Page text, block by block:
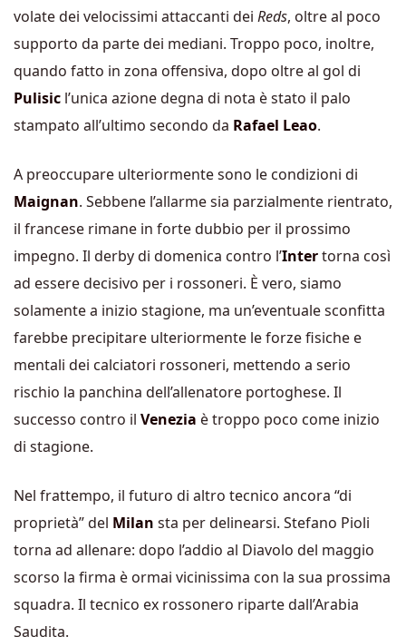
volate dei velocissimi attaccanti dei Reds, oltre al poco
supporto da parte dei mediani. Troppo poco, inoltre,
quando fatto in zona offensiva, dopo oltre al gol di
Pulisic l’unica azione degna di nota è stato il palo
stampato all’ultimo secondo da Rafael Leao.
A preoccupare ulteriormente sono le condizioni di
Maignan. Sebbene l’allarme sia parzialmente rientrato,
il francese rimane in forte dubbio per il prossimo
impegno. Il derby di domenica contro l’Intertorna così
ad essere decisivo per i rossoneri. È vero, siamo
solamente a inizio stagione, ma un’eventuale sconfitta
farebbe precipitare ulteriormente le forze fisiche e
mentali dei calciatori rossoneri, mettendo a serio
rischio la panchina dell’allenatore portoghese. Il
successo contro il Venezia è troppo poco come inizio
di stagione.
Nel frattempo, il futuro di altro tecnico ancora “di
proprietà” del Milan sta per delinearsi. Stefano Pioli
torna ad allenare: dopo l’addio al Diavolo del maggio
scorso la firma è ormai vicinissima con la sua prossima
squadra. Il tecnico ex rossonero riparte dall’Arabia
Saudita.